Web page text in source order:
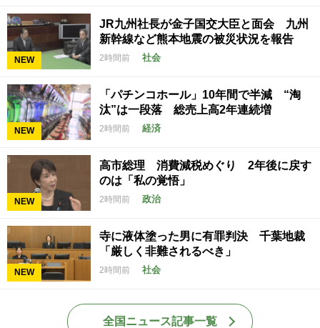
NEW
JR九州社長が金子国交大臣と面会 九州
新幹線など熊本地震の被災状況を報告
2時間前 社会
NEW
「パチンコホール」10年間で半減 “淘
汰”は一段落 総売上高2年連続増
2時間前 経済
NEW
高市総理 消費減税めぐり 2年後に戻す
のは「私の覚悟」
2時間前 政治
NEW
寺に液体塗った男に有罪判決 千葉地裁
「厳しく非難されるべき」
2時間前 社会
全国ニュース記事一覧